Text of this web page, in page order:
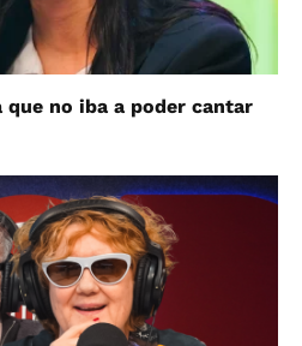
que no iba a poder cantar